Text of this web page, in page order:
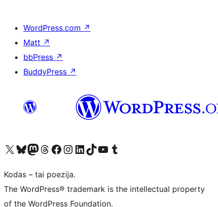
WordPress.com ↗
Matt ↗
bbPress ↗
BuddyPress ↗
Visit our X (formerly Twitter) account
Apsilankykite mūsų Bluesky paskyroje
Visit our Mastodon account
Apsilankykite mūsų Threads paskyroje
Visit our Facebook page
Visit our Instagram account
Visit our LinkedIn account
Apsilankykite mūsų TikTok paskyroje
Visit our YouTube channel
Apsilankykite mūsų Tumblr paskyroje
Kodas – tai poezija.
The WordPress® trademark is the intellectual property
of the WordPress Foundation.